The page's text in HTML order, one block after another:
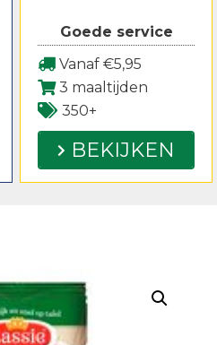
Goede service
Vanaf €5,95
3 maaltijden
350+
BEKIJKEN